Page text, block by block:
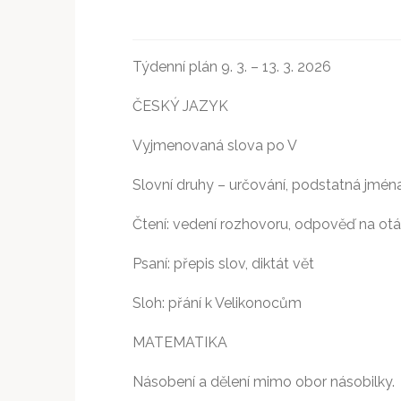
Týdenní plán 9. 3. – 13. 3. 2026
ČESKÝ JAZYK
Vyjmenovaná slova po V
Slovní druhy – určování, podstatná
Čtení: vedení rozhovoru, odpověď na
Psaní: přepis slov, diktát vět
Sloh: přání k Velikonocům
MATEMATIKA
Násobení a dělení mimo obor násobilky.